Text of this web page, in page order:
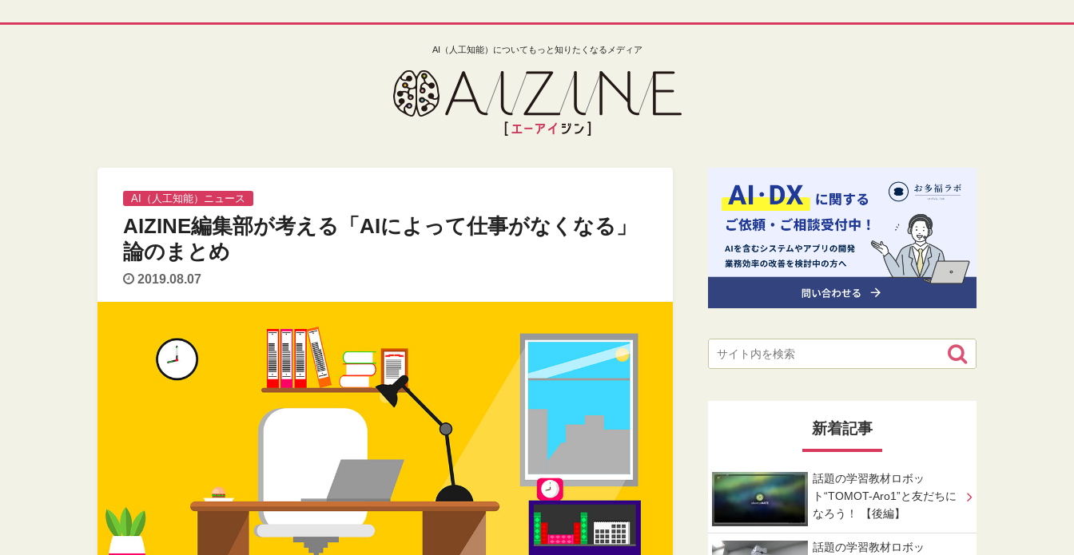
AI（人工知能）についてもっと知りたくなるメディア
AI（人工知能）ニュース
AIZINE編集部が考える「AIによって仕事がなくなる」
論のまとめ
2019.08.07
新着記事
話題の学習教材ロボッ
ト“TOMOT-Aro1”と友だちに
なろう！ 【後編】
話題の学習教材ロボッ